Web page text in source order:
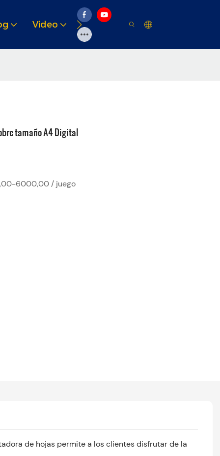
Video Soluciones Recurso
tamaño A4 Digital
6000,00 / juego
de hojas permite a los clientes disfrutar de la